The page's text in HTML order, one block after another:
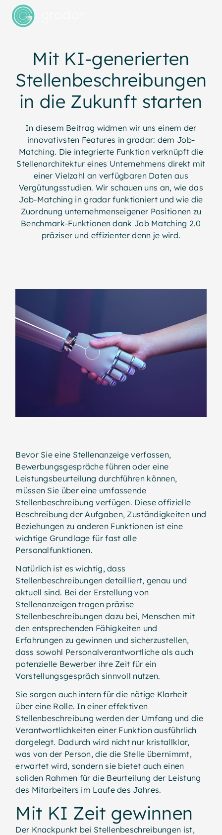
Mit KI-generierten
Stellenbeschreibungen
in die Zukunft starten
In diesem Beitrag widmen wir uns einem der
innovativsten Features in gradar: dem Job-
Matching. Die integrierte Funktion verknüpft die
Stellenarchitektur eines Unternehmens direkt mit
einer Vielzahl an verfügbaren Daten aus
Vergütungsstudien. Wir schauen uns an, wie das
Job-Matching in gradar funktioniert und wie die
Zuordnung unternehmenseigener Positionen zu
Benchmark-Funktionen dank Job Matching 2.0
präziser und effizienter denn je wird.
Bevor Sie eine Stellenanzeige verfassen,
Bewerbungsgespräche führen oder eine
Leistungsbeurteilung durchführen können,
müssen Sie über eine umfassende
Stellenbeschreibung verfügen. Diese offizielle
Beschreibung der Aufgaben, Zuständigkeiten und
Beziehungen zu anderen Funktionen ist eine
wichtige Grundlage für fast alle
Personalfunktionen.
Natürlich ist es wichtig, dass
Stellenbeschreibungen detailliert, genau und
aktuell sind. Bei der Erstellung von
Stellenanzeigen tragen präzise
Stellenbeschreibungen dazu bei, Menschen mit
den entsprechenden Fähigkeiten und
Erfahrungen zu gewinnen und sicherzustellen,
dass sowohl Personalverantwortliche als auch
potenzielle Bewerber ihre Zeit für ein
Vorstellungsgespräch sinnvoll nutzen.
Sie sorgen auch intern für die nötige Klarheit
über eine Rolle. In einer effektiven
Stellenbeschreibung werden der Umfang und die
Verantwortlichkeiten einer Funktion ausführlich
dargelegt. Dadurch wird nicht nur kristallklar,
was von der Person, die die Stelle übernimmt,
erwartet wird, sondern sie bietet auch einen
soliden Rahmen für die Beurteilung der Leistung
des Mitarbeiters im Laufe des Jahres.
Mit KI Zeit gewinnen
Der Knackpunkt bei Stellenbeschreibungen ist,